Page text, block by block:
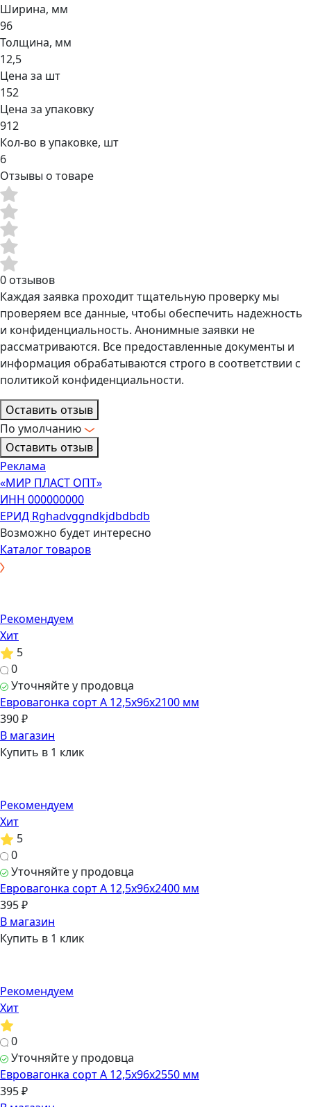
Ширина, мм
96
Толщина, мм
12,5
Цена за шт
152
Цена за упаковку
912
Кол-во в упаковке, шт
6
Отзывы о товаре
0 отзывов
Каждая заявка проходит тщательную проверку мы
проверяем все данные, чтобы обеспечить надежность
и конфиденциальность. Анонимные заявки не
рассматриваются. Все предоставленные документы и
информация обрабатываются строго в соответствии с
политикой конфиденциальности.
Оставить отзыв
По умолчанию
Оставить отзыв
Реклама
«МИР ПЛАСТ ОПТ»
ИНН 000000000
ЕРИД Rghadvggndkjdbdbdb
Возможно будет интересно
Каталог товаров
Рекомендуем
Хит
5
0
Уточняйте у продовца
Евровагонка сорт А 12,5х96х2100 мм
390 ₽
В магазин
Купить в 1 клик
Рекомендуем
Хит
5
0
Уточняйте у продовца
Евровагонка сорт А 12,5х96х2400 мм
395 ₽
В магазин
Купить в 1 клик
Рекомендуем
Хит
0
Уточняйте у продовца
Евровагонка сорт А 12,5х96х2550 мм
395 ₽